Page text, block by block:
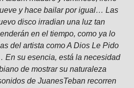
y hace bailar por igual… Las
disco irradian una luz tan
en el tiempo, como ya lo
del artista como A Dios Le Pido
En su esencia, está la necesidad
de mostrar su naturaleza
de JuanesTeban recorren